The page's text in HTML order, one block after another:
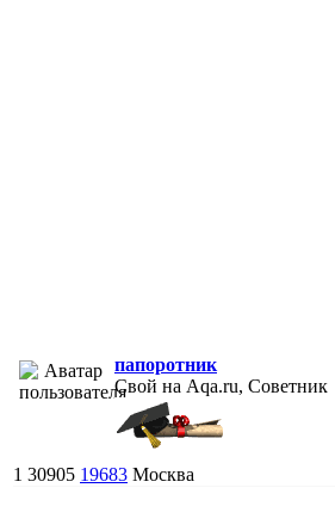
папоротник
Свой на Aqa.ru, Советник
1 30905 19683 Москва